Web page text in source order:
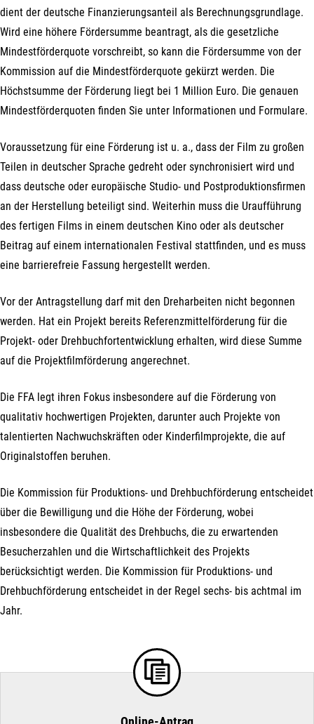
dient der deutsche Finanzierungsanteil als Berechnungsgrundlage.
Wird eine höhere Fördersumme beantragt, als die gesetzliche
Mindestförderquote vorschreibt, so kann die Fördersumme von der
Kommission auf die Mindestförderquote gekürzt werden. Die
Höchstsumme der Förderung liegt bei 1 Million Euro. Die genauen
Mindestförderquoten finden Sie unter Informationen und Formulare.
Voraussetzung für eine Förderung ist u. a., dass der Film zu großen
Teilen in deutscher Sprache gedreht oder synchronisiert wird und
dass deutsche oder europäische Studio- und Postproduktionsfirmen
an der Herstellung beteiligt sind. Weiterhin muss die Uraufführung
des fertigen Films in einem deutschen Kino oder als deutscher
Beitrag auf einem internationalen Festival stattfinden, und es muss
eine barrierefreie Fassung hergestellt werden.
Vor der Antragstellung darf mit den Dreharbeiten nicht begonnen
werden. Hat ein Projekt bereits Referenzmittelförderung für die
Projekt- oder Drehbuchfortentwicklung erhalten, wird diese Summe
auf die Projektfilmförderung angerechnet.
Die FFA legt ihren Fokus insbesondere auf die Förderung von
qualitativ hochwertigen Projekten, darunter auch Projekte von
talentierten Nachwuchskräften oder Kinderfilmprojekte, die auf
Originalstoffen beruhen.
Die Kommission für Produktions- und Drehbuchförderung entscheidet
über die Bewilligung und die Höhe der Förderung, wobei
insbesondere die Qualität des Drehbuchs, die zu erwartenden
Besucherzahlen und die Wirtschaftlichkeit des Projekts
berücksichtigt werden. Die Kommission für Produktions- und
Drehbuchförderung entscheidet in der Regel sechs- bis achtmal im
Jahr.